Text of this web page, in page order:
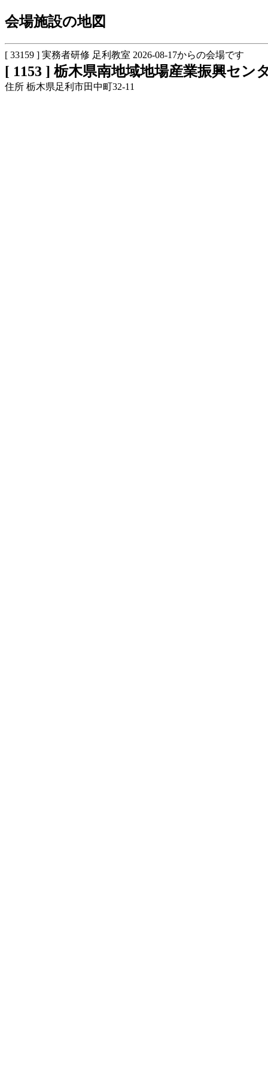
会場施設の地図
[ 33159 ] 実務者研修 足利教室 2026-08-17からの会場です
[ 1153 ] 栃木県南地域地場産業振興セン
住所 栃木県足利市田中町32-11